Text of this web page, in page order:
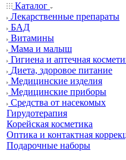
Каталог
Лекарственные препараты
БАД
Витамины
Мама и малыш
Гигиена и аптечная
Диета, здоровое питание
Медицинские изделия
Медицинские приборы
Средства от насекомых
Гирудотерапия
Корейская косметика
Оптика и контактная
Подарочные наборы